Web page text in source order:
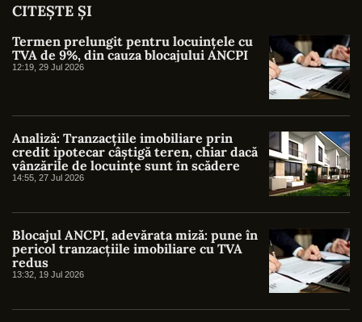
CITEȘTE ȘI
Termen prelungit pentru locuințele cu
TVA de 9%, din cauza blocajului ANCPI
12:19, 29 Jul 2026
Analiză: Tranzacțiile imobiliare prin
credit ipotecar câștigă teren, chiar dacă
vânzările de locuințe sunt în scădere
14:55, 27 Jul 2026
Blocajul ANCPI, adevărata miză: pune în
pericol tranzacțiile imobiliare cu TVA
redus
13:32, 19 Jul 2026